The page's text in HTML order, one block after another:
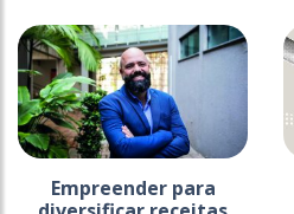
Empreender para